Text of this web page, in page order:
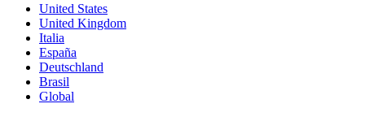
United States
United Kingdom
Italia
España
Deutschland
Brasil
Global